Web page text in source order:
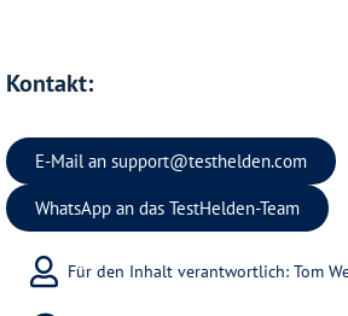
Kontakt:
E-Mail an support@testhelden.com
WhatsApp an das TestHelden-Team
Für den Inhalt verantwortlich: Tom